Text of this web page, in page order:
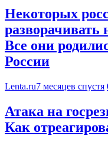
Некоторых
разворачивать
Все они
России
Lenta.ru7 месяцев спустя
Атака на
Как